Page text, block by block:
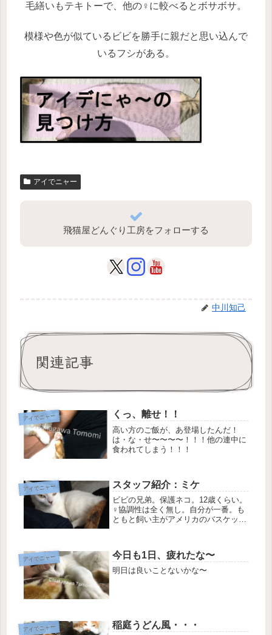
毛繕いもテキトーで、他の♀に較べるとボサボサ。
模様や色が似ているビビを勝手に親だと思い込んで
いるフシがある。
アイでニャー
飛猫屋どんぐり工房をフォローする
中川知己
関連記事
アイでニャー くっ、離せ！！
高い方のご飯が、あ登場したんだ！
は・な・せ〜〜〜〜！！！他の連中に
食われてしまう！！！
アイでニャー スタッフ紹介：ミケ
ビビの兄弟。保護ネコ。12歳くらい。
♀協調性は全く無し。自分が一番。も
ともと飼い主がアメリカのバスケット
が、それが由来でこの三毛猫は「ミケ
(mike)」と名付けられ...
アイでニャー 今日も1日、疲れたな〜
明日は良いことないかな〜
アイでニャー 稲庭うどん風・・・